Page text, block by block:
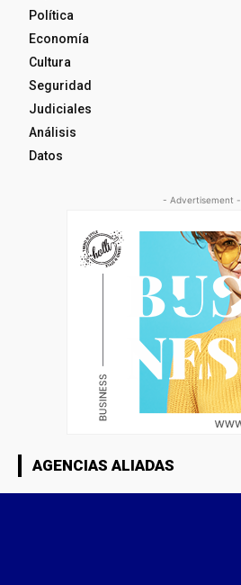
Política
Economía
Cultura
Seguridad
Judiciales
Análisis
Datos
- Advertisement -
AGENCIAS ALIADAS